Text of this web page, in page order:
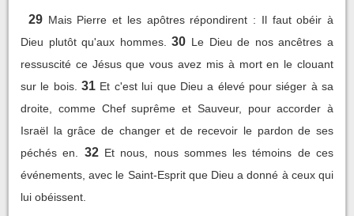
29 Mais Pierre et les apôtres répondirent : Il faut obéir à
Dieu plutôt qu'aux hommes.
30 Le Dieu de nos ancêtres a
ressuscité ce Jésus que vous avez mis à mort en le clouant
sur le bois. 31 Et c'est lui que Dieu a élevé pour siéger à sa
droite, comme Chef suprême et Sauveur, pour accorder à
Israël la grâce de changer et de recevoir le pardon de ses
péchés en.
32 Et nous, nous sommes les témoins de ces
événements, avec le Saint-Esprit que Dieu a donné à ceux qui
lui obéissent.